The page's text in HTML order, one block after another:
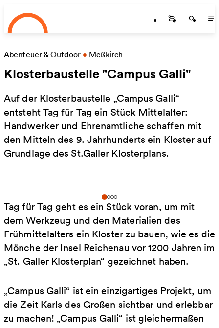
Zum Hauptinhalt springen
Startseite
Abenteuer & Outdoor • Meßkirch
Klosterbaustelle "Campus Galli"
Auf der Klosterbaustelle „Campus Galli“
entsteht Tag für Tag ein Stück Mittelalter:
Handwerker und Ehrenamtliche schaffen mit
den Mitteln des 9. Jahrhunderts ein Kloster auf
Grundlage des St.Galler Klosterplans.
Tag für Tag geht es ein Stück voran, um mit
dem Werkzeug und den Materialien des
Frühmittelalters ein Kloster zu bauen, wie es die
Mönche der Insel Reichenau vor 1200 Jahren im
„St. Galler Klosterplan“ gezeichnet haben.
„Campus Galli“ ist ein einzigartiges Projekt, um
die Zeit Karls des Großen sichtbar und erlebbar
zu machen! „Campus Galli“ ist gleichermaßen